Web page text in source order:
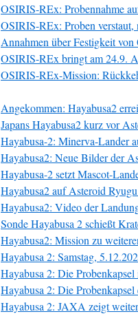
OSIRIS-REx: Probennahme
OSIRIS-REx: Proben verstaut,
Annahmen über Festigkeit
OSIRIS-REx bringt am 24.9.
OSIRIS-REx-Mission:
Angekommen: Hayabusa2
Japans Hayabusa2 kurz vor
Hayabusa-2: Minerva-Lander
Hayabusa2: Neue Bilder der
Hayabusa-2 setzt Mascot-
Hayabusa2 auf Asteroid
Hayabusa2: Video der
Sonde Hayabusa 2 schießt
Hayabusa2: Mission zu
Hayabusa 2: Samstag,
Hayabusa 2: Die Probenkapsel
Hayabusa 2: Die
Hayabusa 2: JAXA zeigt